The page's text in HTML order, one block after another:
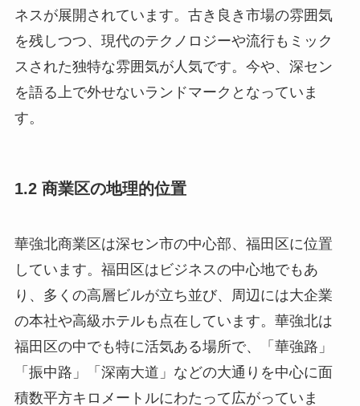
ネスが展開されています。古き良き市場の雰囲気
を残しつつ、現代のテクノロジーや流行もミック
スされた独特な雰囲気が人気です。今や、深セン
を語る上で外せないランドマークとなっていま
す。
1.2 商業区の地理的位置
華強北商業区は深セン市の中心部、福田区に位置
しています。福田区はビジネスの中心地でもあ
り、多くの高層ビルが立ち並び、周辺には大企業
の本社や高級ホテルも点在しています。華強北は
福田区の中でも特に活気ある場所で、「華強路」
「振中路」「深南大道」などの大通りを中心に面
積数平方キロメートルにわたって広がっていま